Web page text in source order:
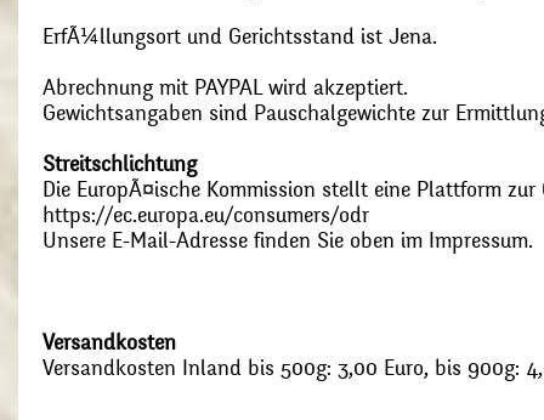
ErfÃ¼llungsort und Gerichtsstand ist Jena.
Abrechnung mit PAYPAL wird akzeptiert.
Gewichtsangaben sind Pauschalgewichte zur
Streitschlichtung
Die EuropÃ¤ische Kommission stellt eine Plattform
https://ec.europa.eu/consumers/odr
Unsere E-Mail-Adresse finden Sie oben im Impressum.
Versandkosten
Versandkosten Inland bis 500g: 3,00 Euro, bis 900g: